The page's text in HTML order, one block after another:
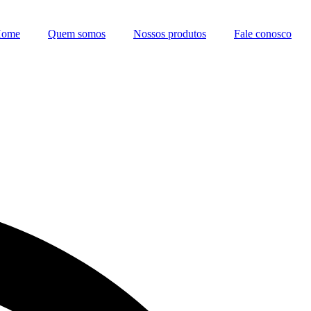
Quem somos Nossos produtos Fale conosco